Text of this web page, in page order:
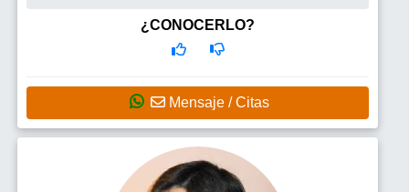
¿CONOCERLO?
Mensaje / Citas